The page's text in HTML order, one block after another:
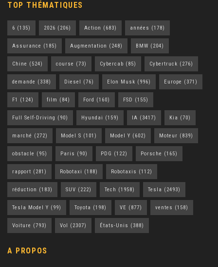
TOP THÉMATIQUES
6 (135) 2026 (206) Action (683) années (178)
Assurance (185) Augmentation (248) BMW (204)
Chine (524) course (73) Cybercab (85) Cybertruck (276)
demande (338) Diesel (76) Elon Musk (996) Europe (371)
F1 (124) film (84) Ford (160) FSD (155)
Full Self-Driving (90) Hyundai (159) IA (3417) Kia (70)
marché (272) Model S (101) Model Y (602) Moteur (839)
obstacle (95) Paris (90) PDG (122) Porsche (165)
rapport (281) Robotaxi (188) Robotaxis (112)
réduction (183) SUV (222) Tech (1958) Tesla (2493)
Tesla Model Y (99) Toyota (198) VE (877) ventes (158)
Voiture (793) Vol (2307) États-Unis (388)
A PROPOS